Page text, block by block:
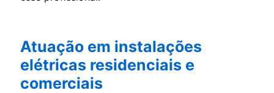
Atuação em instalações
elétricas residenciais e
comerciais